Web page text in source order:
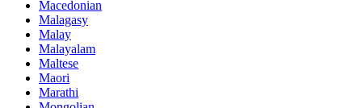
Macedonian
Malagasy
Malay
Malayalam
Maltese
Maori
Marathi